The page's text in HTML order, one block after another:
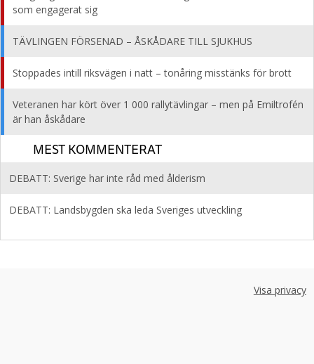
som engagerat sig
TÄVLINGEN FÖRSENAD – ÅSKÅDARE TILL SJUKHUS
Stoppades intill riksvägen i natt – tonåring misstänks för brott
Veteranen har kört över 1 000 rallytävlingar – men på Emiltrofén
är han åskådare
MEST KOMMENTERAT
DEBATT: Sverige har inte råd med ålderism
DEBATT: Landsbygden ska leda Sveriges utveckling
Visa privacy